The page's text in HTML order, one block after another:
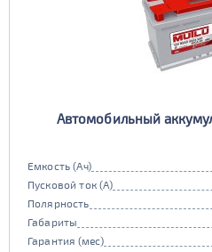
Автомобильный
Емкость (Ач)
Пусковой ток (А)
Полярность
Габариты
Гарантия (мес)